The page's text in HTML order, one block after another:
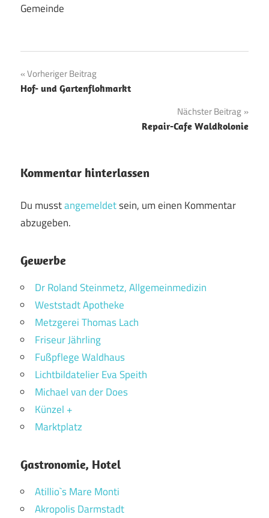
Gemeinde
Beitragsnavigation
Vorheriger Beitrag
Hof- und Gartenflohmarkt
Nächster Beitrag
Repair-Cafe Waldkolonie
Kommentar hinterlassen
Du musstangemeldetsein, um einen Kommentar
abzugeben.
Gewerbe
Dr Roland Steinmetz, Allgemeinmedizin
Weststadt Apotheke
Metzgerei Thomas Lach
Friseur Jährling
Fußpflege Waldhaus
Lichtbildatelier Eva Speith
Michael van der Does
Künzel +
Marktplatz
Gastronomie, Hotel
Atillio`s Mare Monti
Akropolis Darmstadt